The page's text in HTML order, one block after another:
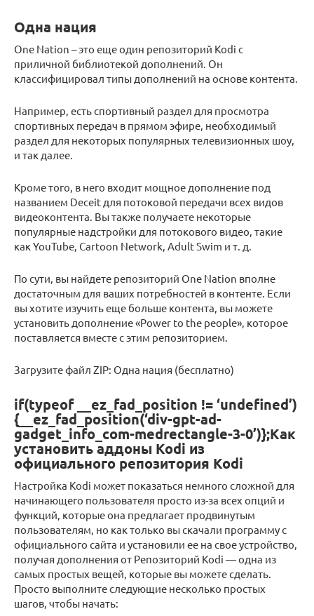
Одна нация
One Nation – это еще один репозиторий Kodi с
приличной библиотекой дополнений. Он
классифицировал типы дополнений на основе контента.
Например, есть спортивный раздел для просмотра
спортивных передач в прямом эфире, необходимый
раздел для некоторых популярных телевизионных шоу,
и так далее.
Кроме того, в него входит мощное дополнение под
названием Deceit для потоковой передачи всех видов
видеоконтента. Вы также получаете некоторые
популярные надстройки для потокового видео, такие
как YouTube, Cartoon Network, Adult Swim и т. д.
По сути, вы найдете репозиторий One Nation вполне
достаточным для ваших потребностей в контенте. Если
вы хотите изучить еще больше контента, вы можете
установить дополнение «Power to the people», которое
поставляется вместе с этим репозиторием.
Загрузите файл ZIP: Одна нация (бесплатно)
if(typeof __ez_fad_position != ‘undefined’)
{__ez_fad_position(‘div-gpt-ad-
gadget_info_com-medrectangle-3-0’)};Как
установить аддоны Kodi из
официального репозитория Kodi
Настройка Kodi может показаться немного сложной для
начинающего пользователя просто из-за всех опций и
функций, которые она предлагает продвинутым
пользователям, но как только вы скачали программу с
официального сайта и установили ее на свое устройство,
получая дополнения от Репозиторий Kodi — одна из
самых простых вещей, которые вы можете сделать.
Просто выполните следующие несколько простых
шагов, чтобы начать: